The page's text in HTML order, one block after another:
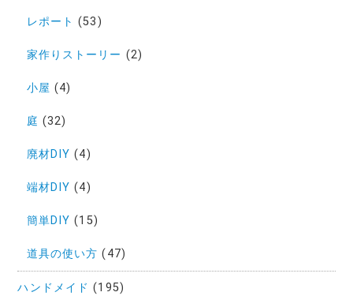
レポート (53)
家作りストーリー (2)
小屋 (4)
庭 (32)
廃材DIY (4)
端材DIY (4)
簡単DIY (15)
道具の使い方 (47)
ハンドメイド (195)